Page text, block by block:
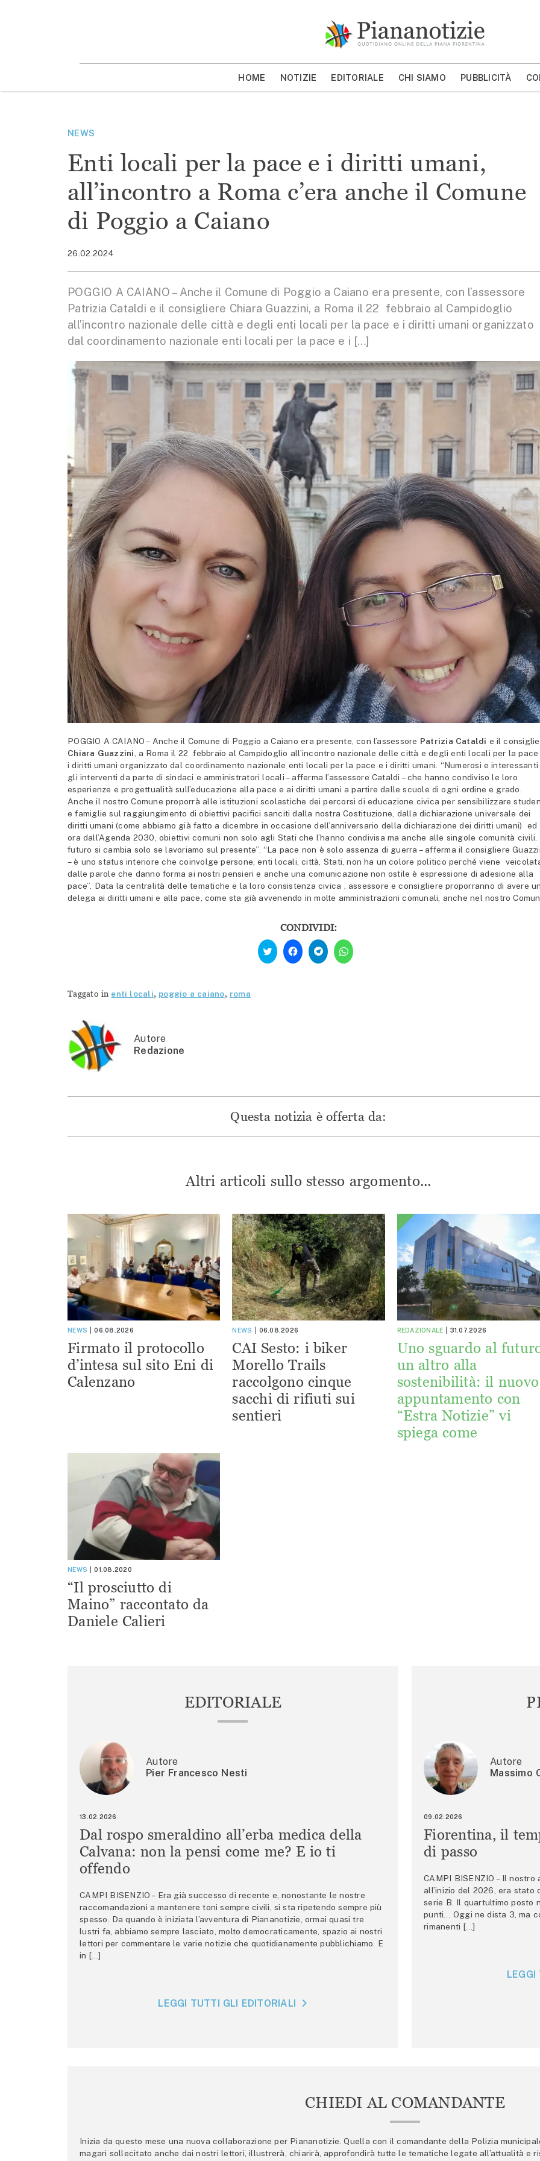
MOSTRA/NASCONDI CERCA
HOME NOTIZIE EDITORIALE CHI SIAMO PUBBLICITÀ
NEWS
Enti locali per la pace e i diritti umani,
all’incontro a Roma c’era anche il Comune
di Poggio a Caiano
26.02.2024
POGGIO A CAIANO – Anche il Comune di Poggio a Caiano era presente, con l’assessore
Patrizia Cataldi e il consigliere Chiara Guazzini, a Roma il 22 febbraio al Campidoglio
all’incontro nazionale delle città e degli enti locali per la pace e i diritti umani organizzato
dal coordinamento nazionale enti locali per la pace e i […]
POGGIO A CAIANO – Anche il Comune di Poggio a Caiano era presente, con l’assessore Patrizia Cataldi e il
Chiara Guazzini , a Roma il 22 febbraio al Campidoglio all’incontro nazionale delle città e degli enti locali per la pace
i diritti umani organizzato dal coordinamento nazionale enti locali per la pace e i diritti umani. “Numerosi e interessanti
gli interventi da parte di sindaci e amministratori locali – afferma l’assessore Cataldi – che hanno condiviso le loro
esperienze e progettualità sull’educazione alla pace e ai diritti umani a partire dalle scuole di ogni ordine e grado.
Anche il nostro Comune proporrà alle istituzioni scolastiche dei percorsi di educazione civica per sensibilizzare
e famiglie sul raggiungimento di obiettivi pacifici sanciti dalla nostra Costituzione, dalla dichiarazione universale dei
diritti umani (come abbiamo già fatto a dicembre in occasione dell’anniversario della dichiarazione dei diritti umani) ed
ora dall’Agenda 2030, obiettivi comuni non solo agli Stati che l’hanno condivisa ma anche alle singole comunità civili.
futuro si cambia solo se lavoriamo sul presente”. “La pace non è solo assenza di guerra – afferma il consigliere
– è uno status interiore che coinvolge persone, enti locali, città, Stati, non ha un colore politico perché viene
dalle parole che danno forma ai nostri pensieri e anche una comunicazione non ostile è espressione di adesione alla
pace”. Data la centralità delle tematiche e la loro consistenza civica , assessore e consigliere proporranno di avere
delega ai diritti umani e alla pace, come sta già avvenendo in molte amministrazioni comunali, anche nel nostro
CONDIVIDI:
Fai
clic
qui
Fai
clic
per
condividere
Fai
clic
per
condividere
Fai
clic
per
Taggato in enti locali, poggio a caiano, roma
Autore
Redazione
Questa notizia è offerta da:
Altri articoli sullo stesso argomento...
NEWS 06.08.2026
Firmato il protocollo
d’intesa sul sito Eni di
Calenzano
NEWS 06.08.2026
CAI Sesto: i biker
Morello Trails
raccolgono cinque
sacchi di rifiuti sui
sentieri
REDAZIONALE 31.07.2026
Uno sguardo al
un altro alla
sostenibilità: il nuovo
appuntamento con
“Estra Notizie” vi
spiega come
NEWS 01.08.2020
“Il prosciutto di
Maino” raccontato da
Daniele Calieri
EDITORIALE
Autore
Pier Francesco Nesti
13.02.2026
Dal rospo smeraldino all’erba medica della
Calvana: non la pensi come me? E io ti
offendo
CAMPI BISENZIO – Era già successo di recente e, nonostante le nostre
raccomandazioni a mantenere toni sempre civili, si sta ripetendo sempre più
spesso. Da quando è iniziata l’avventura di Piananotizie, ormai quasi tre
lustri fa, abbiamo sempre lasciato, molto democraticamente, spazio ai nostri
lettori per commentare le varie notizie che quotidianamente pubblichiamo. E
in […]
LEGGI TUTTI GLI EDITORIALI
Autore
Massimo
09.02.2026
Fiorentina, il
di passo
CAMPI BISENZIO – Il
all’inizio del 2026, era stato
serie B. Il quartultimo posto
punti… Oggi ne dista 3, ma
rimanenti […]
CHIEDI AL COMANDANTE
Inizia da questo mese una nuova collaborazione per Piananotizie. Quella con il comandante della Polizia
magari sollecitato anche dai nostri lettori, illustrerà, chiarirà, approfondirà tutte le tematiche legate all’attualità e